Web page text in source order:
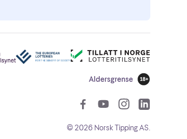
Aldersgrense
18 år
© 2026 Norsk Tipping AS.